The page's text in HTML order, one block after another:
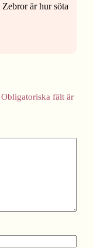
är hur söta
Obligatoriska fält är